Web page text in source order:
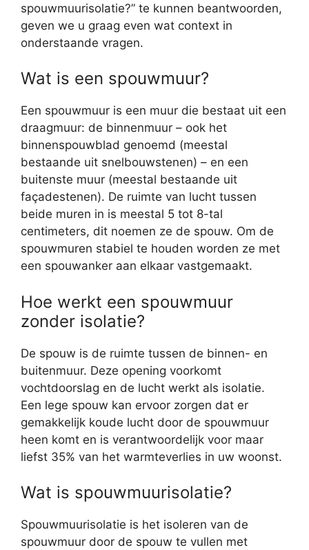
spouwmuurisolatie?” te kunnen beantwoorden,
geven we u graag even wat context in
onderstaande vragen.
Wat is een spouwmuur?
Een spouwmuur is een muur die bestaat uit een
draagmuur: de binnenmuur – ook het
binnenspouwblad genoemd (meestal
bestaande uit snelbouwstenen) – en een
buitenste muur (meestal bestaande uit
façadestenen). De ruimte van lucht tussen
beide muren in is meestal 5 tot 8-tal
centimeters, dit noemen ze de spouw. Om de
spouwmuren stabiel te houden worden ze met
een spouwanker aan elkaar vastgemaakt.
Hoe werkt een spouwmuur
zonder isolatie?
De spouw is de ruimte tussen de binnen- en
buitenmuur. Deze opening voorkomt
vochtdoorslag en de lucht werkt als isolatie.
Een lege spouw kan ervoor zorgen dat er
gemakkelijk koude lucht door de spouwmuur
heen komt en is verantwoordelijk voor maar
liefst 35% van het warmteverlies in uw woonst.
Wat is spouwmuurisolatie?
Spouwmuurisolatie is het isoleren van de
spouwmuur door de spouw te vullen met